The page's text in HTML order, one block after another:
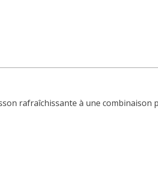
rafraîchissante à une combinaison